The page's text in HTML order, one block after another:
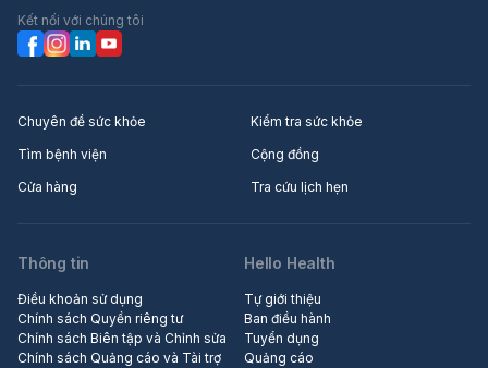
Kết nối với chúng tôi
Chuyên đề sức khỏe
Kiểm tra sức khỏe
Tìm bệnh viện
Cộng đồng
Cửa hàng
Tra cứu lịch hẹn
Thông tin
Điều khoản sử dụng
Chính sách Quyền riêng tư
Chính sách Biên tập và Chỉnh sửa
Chính sách Quảng cáo và Tài trợ
Hello Health
Tự giới thiệu
Ban điều hành
Tuyển dụng
Quảng cáo